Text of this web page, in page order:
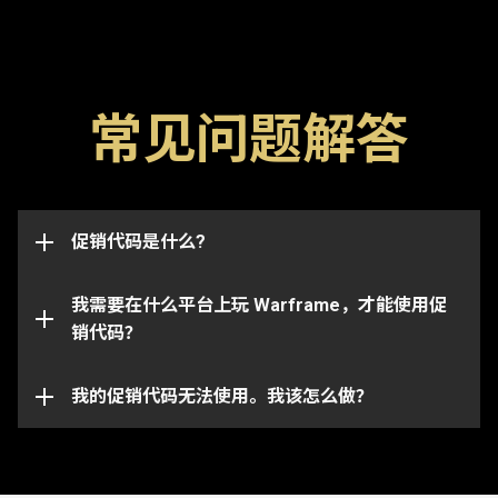
常见问题解答
促销代码是什么?
促销代码是用于解锁游戏内物品，比如浮印、加成道具
限，一旦过期将无法使用。促销代码也可能与特定的账
号绑定，并且仅适用于最初收到代码的账号。
我需要在什么平台上玩 Warframe，才能使用促
销代码？
Warframe 账号所关联的任何平台。
请注意， 特定的代码只能在相对应的平台上使用。请
确保你登录到与所选平台绑定的 Warframe 账号。
我的促销代码无法使用。我该怎么做？
的进一步协助，请向我们的客服团队提交请求。